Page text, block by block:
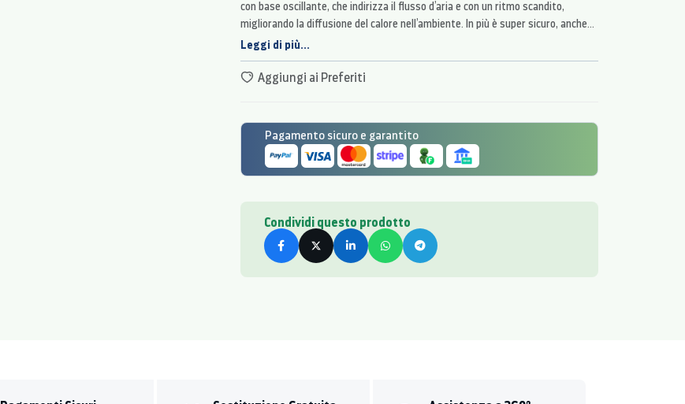
con base oscillante, che indirizza il flusso d’aria e con un ritmo scandito,
migliorando la diffusione del calore nell’ambiente. In più è super sicuro, anche
per l’utilizzo in bagno.
Leggi di più...
Aggiungi ai Preferiti
Pagamento sicuro e garantito
Condividi questo prodotto